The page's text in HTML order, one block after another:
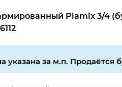
Plamix 3/4
указана за м.п. Продаётся